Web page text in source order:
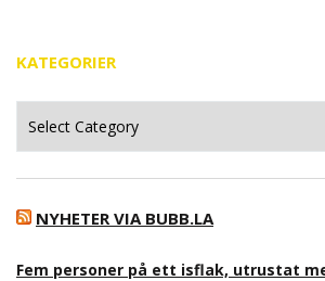
KATEGORIER
NYHETER VIA BUBB.LA
Fem personer på ett isflak, utrustat